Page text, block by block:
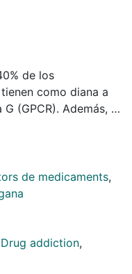
de los
como diana a
(GPCR). Además, la
para
farmacológicas
dianas
Aunque
en todo el
cura. Entre
de medicaments,
Drug addiction,